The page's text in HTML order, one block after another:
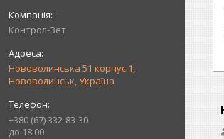
Контрол-Зет
Нововолинська 51 корпус 1,
Нововолинськ, Україна
+380 (67) 332-83-30
до 18:00